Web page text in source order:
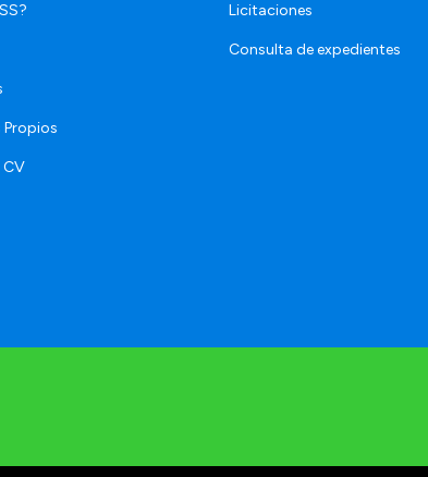
CV
Licitaciones
Consulta de expedientes